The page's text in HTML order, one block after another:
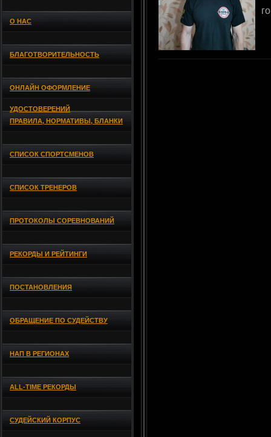
О НАС
БЛАГОТВОРИТЕЛЬНОСТЬ
ОНЛАЙН ОФОРМЛЕНИЕ
УДОСТОВЕРЕНИЙ
ПРАВИЛА, НОРМАТИВЫ, БЛАНКИ
СПИСОК СПОРТСМЕНОВ
СПИСОК ТРЕНЕРОВ
ПРОТОКОЛЫ СОРЕВНОВАНИЙ
РЕКОРДЫ И РЕЙТИНГИ
ПОСТАНОВЛЕНИЯ
ОБРАЩЕНИЕ ПО СУДЕЙСТВУ
НАП В РЕГИОНАХ
ALL-TIME РЕКОРДЫ
СУДЕЙСКИЙ КОРПУС